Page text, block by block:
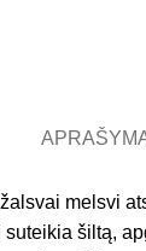
melsvi
šiltą,